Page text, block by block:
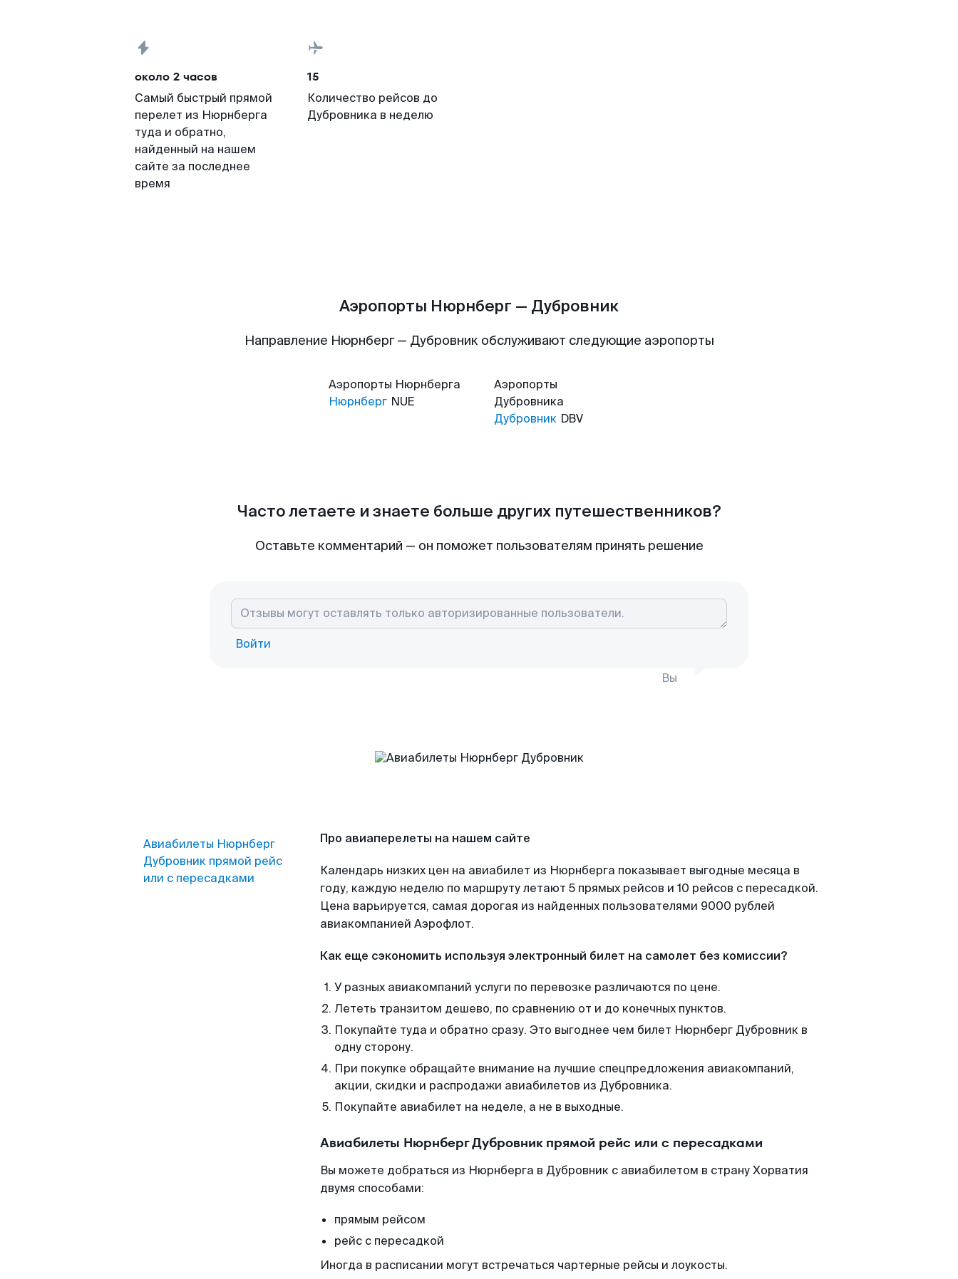
около 2 часов
Самый быстрый прямой
перелет из Нюрнберга
туда и обратно,
найденный на нашем
сайте за последнее
время
15
Количество рейсов до
Дубровника в неделю
Аэропорты Нюрнберг — Дубровник
Направление Нюрнберг — Дубровник обслуживают следующие аэропорты
Аэропорты Нюрнберга
Нюрнберг NUE
Аэропорты
Дубровника
Дубровник DBV
Часто летаете и знаете больше других путешественников?
Оставьте комментарий — он поможет пользователям принять решение
Войти
Вы
Авиабилеты Нюрнберг
Дубровник прямой рейс
или с пересадками
Про авиаперелеты на нашем сайте
Календарь низких цен на авиабилет из Нюрнберга показывает выгодные месяца в
году, каждую неделю по маршруту летают 5 прямых рейсов и 10 рейсов с пересадкой.
Цена варьируется, самая дорогая из найденных пользователями 9000 рублей
авиакомпанией Аэрофлот.
Как еще сэкономить используя электронный билет на самолет без комиссии?
У разных авиакомпаний услуги по перевозке различаются по цене.
Лететь транзитом дешево, по сравнению от и до конечных пунктов.
Покупайте туда и обратно сразу. Это выгоднее чем билет Нюрнберг Дубровник в
одну сторону.
При покупке обращайте внимание на лучшие спецпредложения авиакомпаний,
акции, скидки и распродажи авиабилетов из Дубровника.
Покупайте авиабилет на неделе, а не в выходные.
Авиабилеты Нюрнберг Дубровник прямой рейс или с пересадками
Вы можете добраться из Нюрнберга в Дубровник с авиабилетом в страну Хорватия
двумя способами:
прямым рейсом
рейс с пересадкой
Иногда в расписании могут встречаться чартерные рейсы и лоукосты.